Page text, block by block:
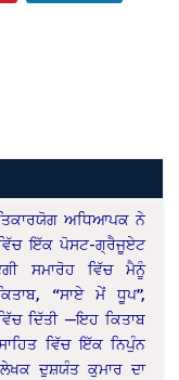
ਅਧਿਆਪਕ ਨੇ
ਵਿੱਚ ਇੱਕ ਪੋਸਟ-ਗ੍ਰੈਜੂਏਟ
ਸਮਾਰੋਹ ਵਿੱਚ ਮੈਨੂੰ
“ਸਾਏ ਮੇਂ ਧੂਪ”,
ਦਿੱਤੀ —ਇਹ ਕਿਤਾਬ
ਵਿੱਚ ਇੱਕ ਨਿਪੁੰਨ
ਦੁਸ਼ਯੰਤ ਕੁਮਾਰ ਦਾ